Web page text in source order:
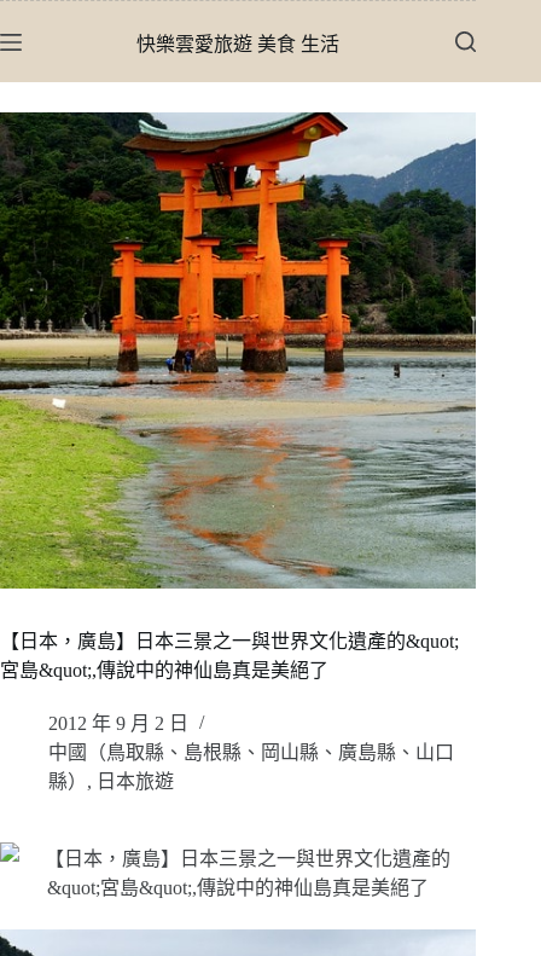
至
內
容
快樂雲愛旅遊 美食 生活
【日本，廣島】日本三景之一與世界文化遺產的&quot;
宮島&quot;,傳說中的神仙島真是美絕了
2012 年 9 月 2 日
中國（鳥取縣、島根縣、岡山縣、廣島縣、山口
縣） , 日本旅遊